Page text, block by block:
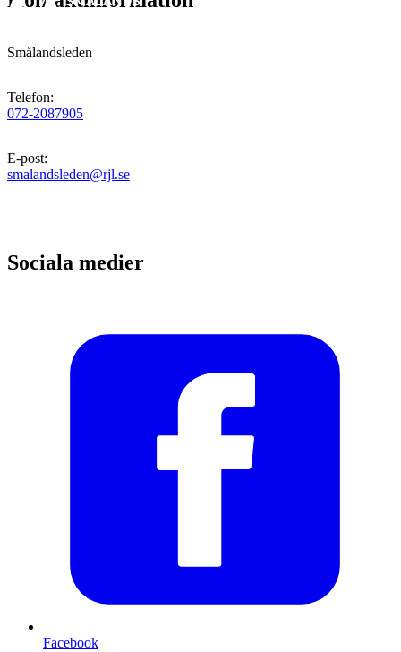
Smålandsleden
Telefon:
072-2087905
E-post:
smalandsleden@rjl.se
Sociala medier
Facebook